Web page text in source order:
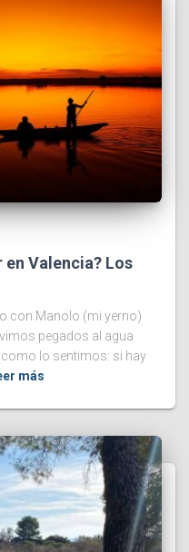
Valencia? Los
con Manolo (mi yerno)
pegados al agua
lo sentimos: si hay
más